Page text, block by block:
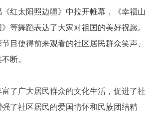
太阳照边疆》中拉开帷幕，《幸福山
等舞蹈表达了大家对祖国的美好祝愿。
目使得前来观看的社区居民群众笑声、
断。
广大居民群众的文化生活，促进了社
了社区居民的爱国情怀和民族团结精